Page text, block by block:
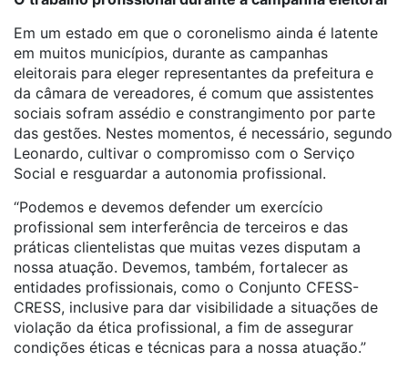
Em um estado em que o coronelismo ainda é latente
em muitos municípios, durante as campanhas
eleitorais para eleger representantes da prefeitura e
da câmara de vereadores, é comum que assistentes
sociais sofram assédio e constrangimento por parte
das gestões. Nestes momentos, é necessário, segundo
Leonardo, cultivar o compromisso com o Serviço
Social e resguardar a autonomia profissional.
“Podemos e devemos defender um exercício
profissional sem interferência de terceiros e das
práticas clientelistas que muitas vezes disputam a
nossa atuação. Devemos, também, fortalecer as
entidades profissionais, como o Conjunto CFESS-
CRESS, inclusive para dar visibilidade a situações de
violação da ética profissional, a fim de assegurar
condições éticas e técnicas para a nossa atuação.”